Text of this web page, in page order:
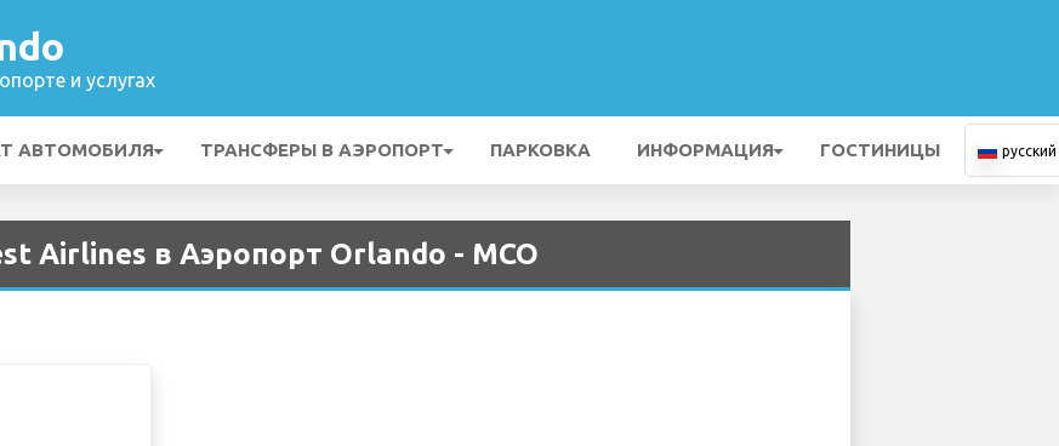
и услугах
АВТОМОБИЛЯ ТРАНСФЕРЫ В АЭРОПОРТ ПАРКОВКА ИНФОРМАЦИЯ ГОСТИНИЦЫ русский
Airlines в Аэропорт Orlando - MCO